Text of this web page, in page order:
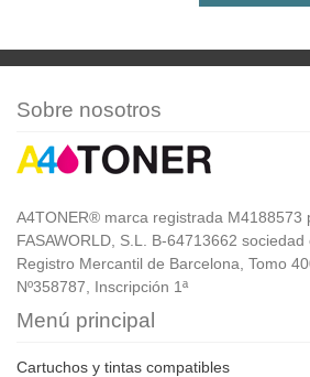
Sobre nosotros
A4TONER® marca registrada M4188573
FASAWORLD, S.L. B-64713662
Registro Mercantil de Barcelona, Tomo
Nº358787, Inscripción 1ª
Menú principal
Cartuchos y tintas compatibles